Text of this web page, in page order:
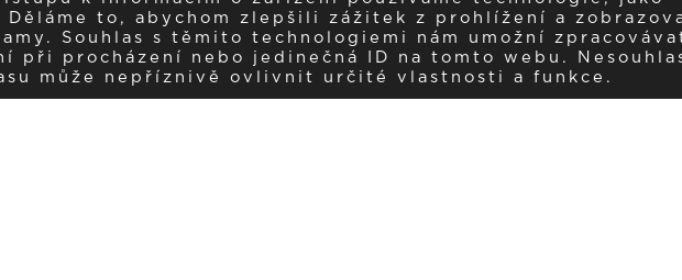
Děláme to, abychom zlepšili zážitek z prohlížení a
Souhlas s těmito technologiemi nám umožní
při procházení nebo jedinečná ID na tomto webu.
může nepříznivě ovlivnit určité vlastnosti a funkce.